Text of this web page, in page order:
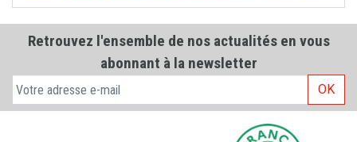
Retrouvez l'ensemble de nos actualités en vous
abonnant à la newsletter
OK